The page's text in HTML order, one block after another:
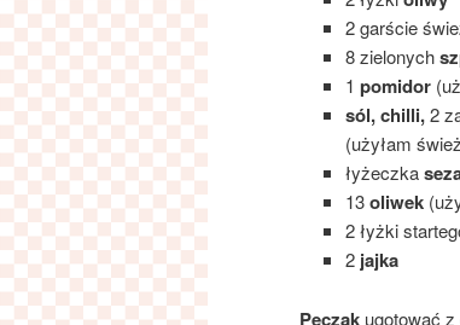
2 garście
8 zielonych
1 pomidor
sól, chilli,2
(użyłam
łyżeczka
13oliwek
2 łyżki
2 jajka
Pęczak ugotować